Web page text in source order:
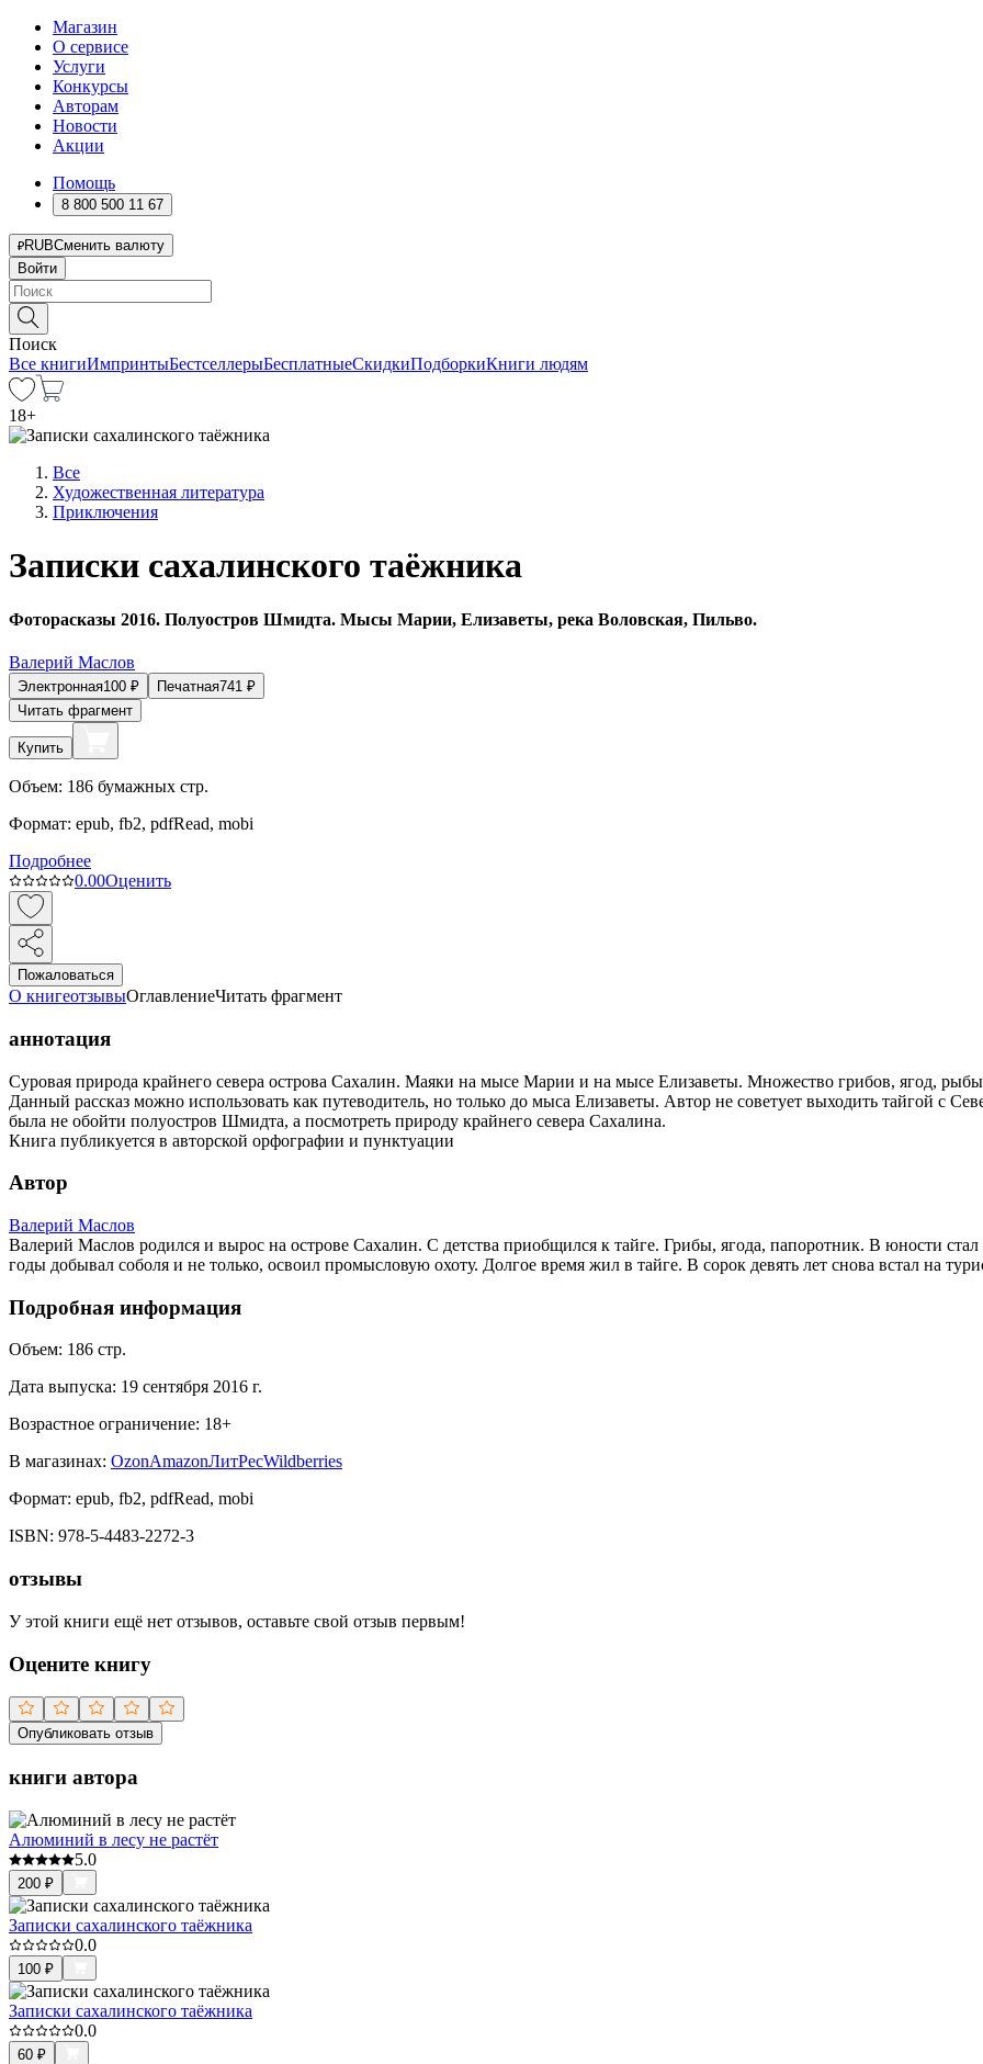
Магазин
О сервисе
Услуги
Конкурсы
Авторам
Новости
Акции
Помощь
8 800 500 11 67
RUBСменить валюту
Войти
Поиск
Все книгиИмпринтыБестселлерыБесплатныеСкидкиПодборкиКниги людям
18+
Все
Художественная литература
Приключения
Записки сахалинского таёжника
Фоторасказы 2016. Полуостров Шмидта. Мысы Марии, Елизаветы, река Воловская, Пильво.
Валерий Маслов
Электронная100 ₽ Печатная741 ₽
Читать фрагмент
Купить
Объем: 186 бумажных стр.
Формат: epub, fb2, pdfRead, mobi
Подробнее
0.00Оценить
Пожаловаться
О книгеотзывыОглавлениеЧитать фрагмент
аннотация
Суровая природа крайнего севера острова Сахалин. Маяки на мысе Марии и на мысе Елизаветы. Множество грибов, ягод,
Данный рассказ можно использовать как путеводитель, но только до мыса Елизаветы. Автор не советует выходить тайгой с
была не обойти полуостров Шмидта, а посмотреть природу крайнего севера Сахалина.
Книга публикуется в авторской орфографии и пунктуации
Автор
Валерий Маслов
Валерий Маслов родился и вырос на острове Сахалин. С детства приобщился к тайге. Грибы, ягода, папоротник. В юности
годы добывал соболя и не только, освоил промысловую охоту. Долгое время жил в тайге. В сорок девять лет снова встал на
Подробная информация
Объем: 186 стр.
Дата выпуска: 19 сентября 2016 г.
Возрастное ограничение: 18+
В магазинах: OzonAmazonЛитРесWildberries
Формат: epub, fb2, pdfRead, mobi
ISBN: 978-5-4483-2272-3
отзывы
У этой книги ещё нет отзывов, оставьте свой отзыв первым!
Оцените книгу
Опубликовать отзыв
книги автора
Алюминий в лесу не растёт
5.0
200 ₽
Записки сахалинского таёжника
0.0
100 ₽
Записки сахалинского таёжника
0.0
60 ₽